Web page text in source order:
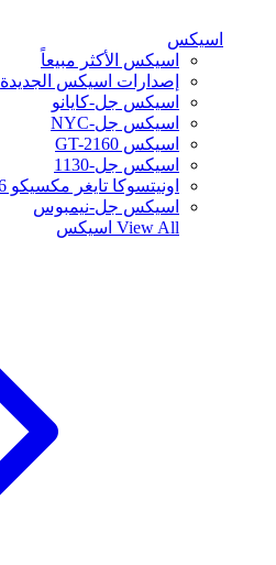
اسيكس
اسيكس الأكثر مبيعاً
إصدارات اسيكس الجديدة
اسيكس جل-كايانو
اسيكس جل-NYC
اسيكس GT-2160
اسيكس جل-1130
اونيتسوكا تايغر مكسيكو 66
اسيكس جل-نيمبوس
View All اسيكس